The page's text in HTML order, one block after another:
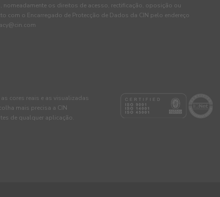
os direitos de acesso, rectificação, oposição ou
com o Encarregado de Protecção de Dados da CIN pelo endereço
cores reais e as visualizadas
mais precisa a CIN
de qualquer aplicação.